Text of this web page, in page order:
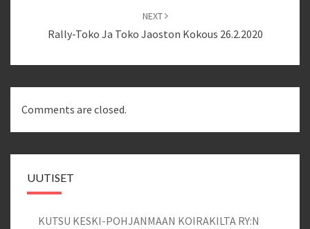
NEXT
Rally-Toko Ja Toko Jaoston Kokous 26.2.2020
Comments are closed.
UUTISET
KUTSU KESKI-POHJANMAAN KOIRAKILTA RY:N